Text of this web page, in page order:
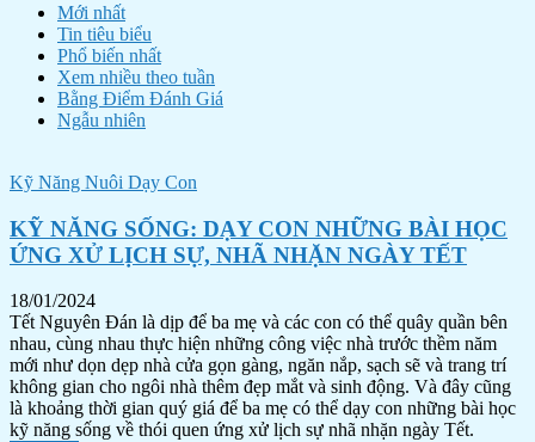
Mới nhất
Tin tiêu biểu
Phổ biến nhất
Xem nhiều theo tuần
Bằng Điểm Đánh Giá
Ngẫu nhiên
Kỹ Năng Nuôi Dạy Con
KỸ NĂNG SỐNG: DẠY CON NHỮNG BÀI HỌC
ỨNG XỬ LỊCH SỰ, NHÃ NHẶN NGÀY TẾT
18/01/2024
Tết Nguyên Đán là dịp để ba mẹ và các con có thể quây quần bên
nhau, cùng nhau thực hiện những công việc nhà trước thềm năm
mới như dọn dẹp nhà cửa gọn gàng, ngăn nắp, sạch sẽ và trang trí
không gian cho ngôi nhà thêm đẹp mắt và sinh động. Và đây cũng
là khoảng thời gian quý giá để ba mẹ có thể dạy con những bài học
kỹ năng sống về thói quen ứng xử lịch sự nhã nhặn ngày Tết.